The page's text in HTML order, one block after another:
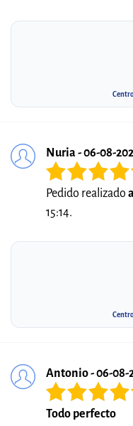
Nuria - 06-08-
Pedido realizado
15:14.
Antonio - 06-08-
Todo perfecto